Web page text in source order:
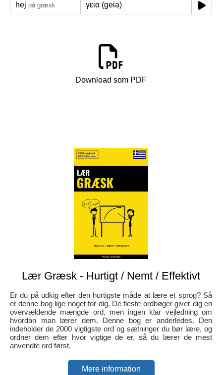
hej på græsk γεια (geia)
Download som PDF
Lær Græsk - Hurtigt / Nemt / Effektivt
Er du på udkig efter den hurtigste måde at lære et sprog? Så
er denne bog lige noget for dig. De fleste ordbøger giver dig en
overvældende mængde ord, men ingen klar vejledning om
hvordan man lærer dem. Denne bog er anderledes. Den
indeholder de 2000 vigtigste ord og sætninger du bør lære, og
ordner dem efter hvor vigtige de er, så du lærer de mest
anvendte ord først.
Mere information